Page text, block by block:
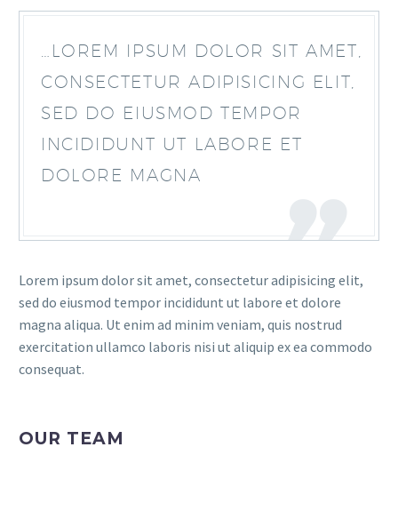
…LOREM IPSUM DOLOR SIT AMET,
CONSECTETUR ADIPISICING ELIT,
SED DO EIUSMOD TEMPOR
INCIDIDUNT UT LABORE ET
DOLORE MAGNA
Lorem ipsum dolor sit amet, consectetur adipisicing elit,
sed do eiusmod tempor incididunt ut labore et dolore
magna aliqua. Ut enim ad minim veniam, quis nostrud
exercitation ullamco laboris nisi ut aliquip ex ea commodo
consequat.
OUR TEAM